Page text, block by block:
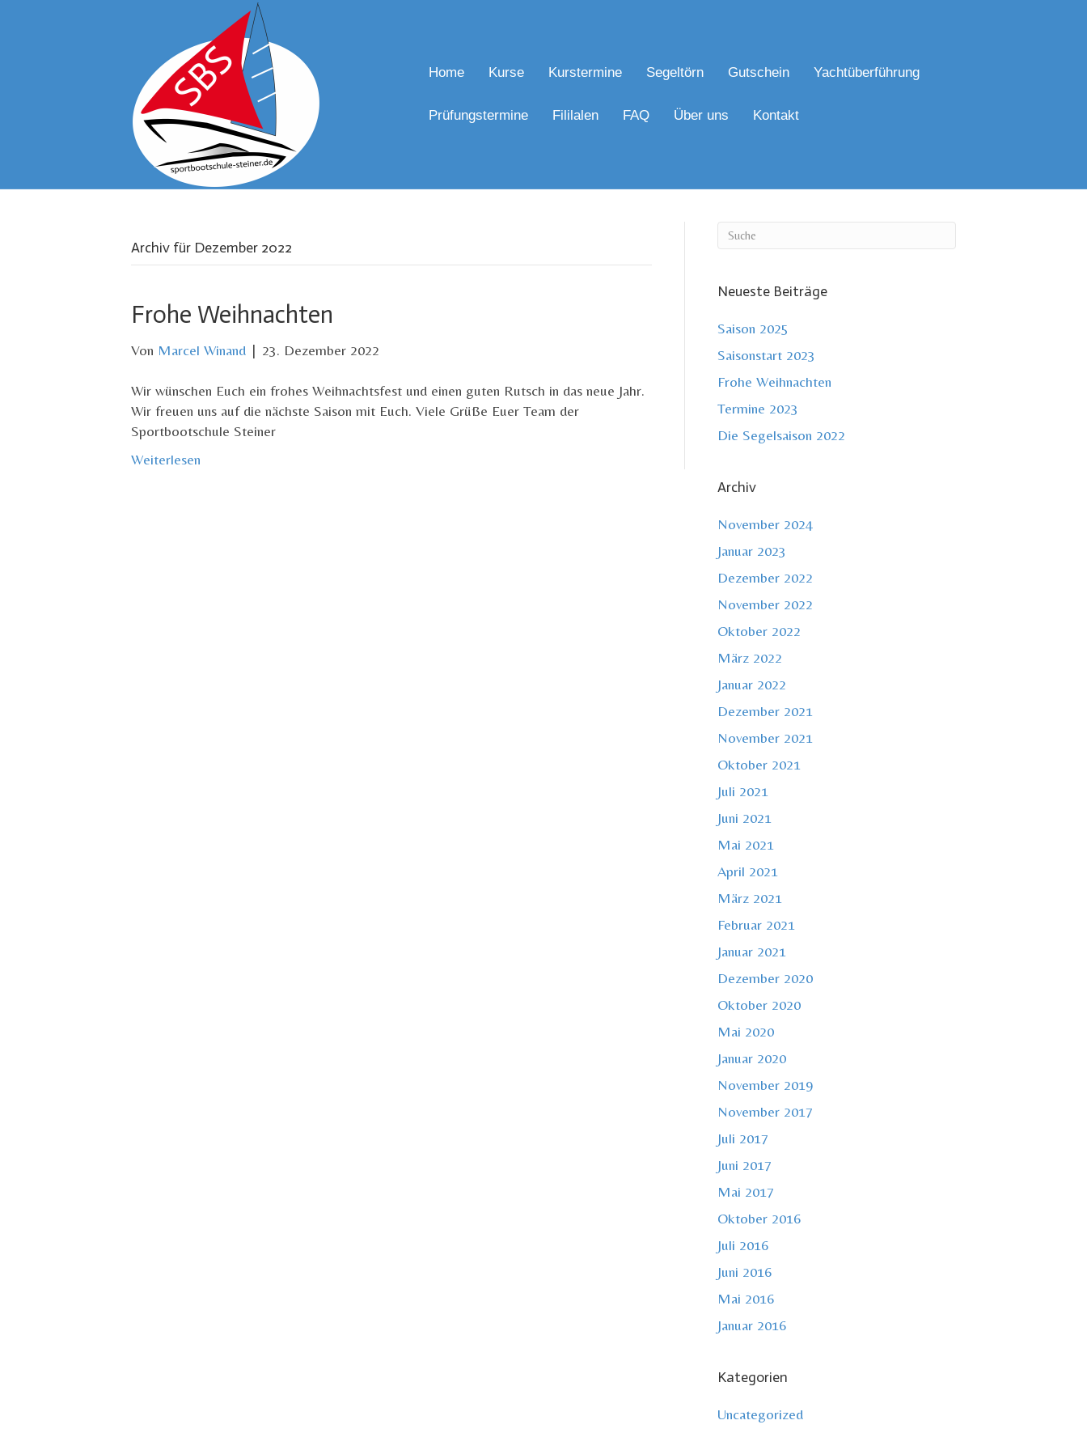
Home Kurse Kurstermine Segeltörn Gutschein Yachtüberführung
Prüfungstermine Fililalen FAQ Über uns Kontakt
Archiv für Dezember 2022
Frohe Weihnachten
Von Marcel Winand | 23. Dezember 2022
Wir wünschen Euch ein frohes Weihnachtsfest und einen guten Rutsch in das neue Jahr.
Wir freuen uns auf die nächste Saison mit Euch. Viele Grüße Euer Team der
Sportbootschule Steiner
Weiterlesen
Neueste Beiträge
Saison 2025
Saisonstart 2023
Frohe Weihnachten
Termine 2023
Die Segelsaison 2022
Archiv
November 2024
Januar 2023
Dezember 2022
November 2022
Oktober 2022
März 2022
Januar 2022
Dezember 2021
November 2021
Oktober 2021
Juli 2021
Juni 2021
Mai 2021
April 2021
März 2021
Februar 2021
Januar 2021
Dezember 2020
Oktober 2020
Mai 2020
Januar 2020
November 2019
November 2017
Juli 2017
Juni 2017
Mai 2017
Oktober 2016
Juli 2016
Juni 2016
Mai 2016
Januar 2016
Kategorien
Uncategorized